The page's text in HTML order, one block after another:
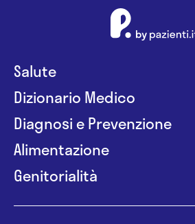
Salute
Dizionario Medico
Diagnosi e Prevenzione
Alimentazione
Genitorialità